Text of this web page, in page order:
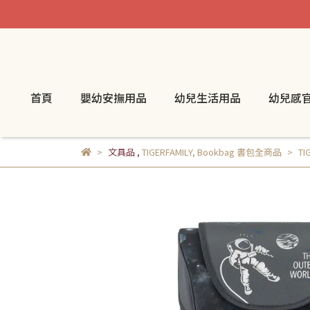
首頁 嬰幼安撫用品 幼兒生活用品 幼兒感
文具品, TIGERFAMILY, Bookbag 書包全商品